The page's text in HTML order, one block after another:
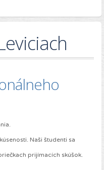
Naši študenti sa
prijímacích skúšok.